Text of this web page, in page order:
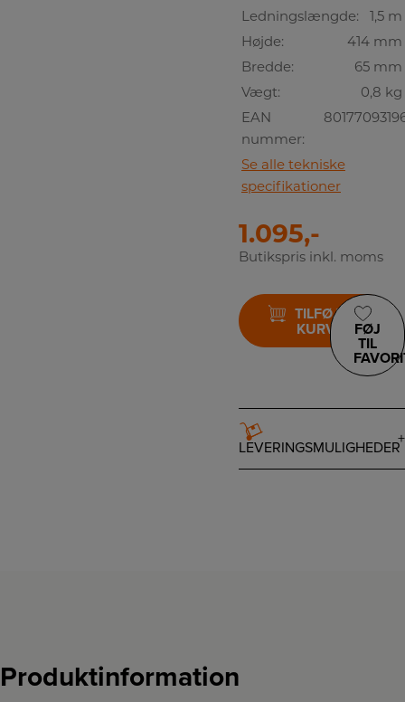
Ledningslængde:
1,5 m
Højde:
414 mm
Bredde:
65 mm
Vægt:
0,8 kg
EAN
nummer:
Se alle tekniske
specifikationer
1.095,-
Butikspris inkl. moms
TILFØJ TIL
KURV
FØJ
TIL
LEVERINGSMULIGHEDER
Produktinformation